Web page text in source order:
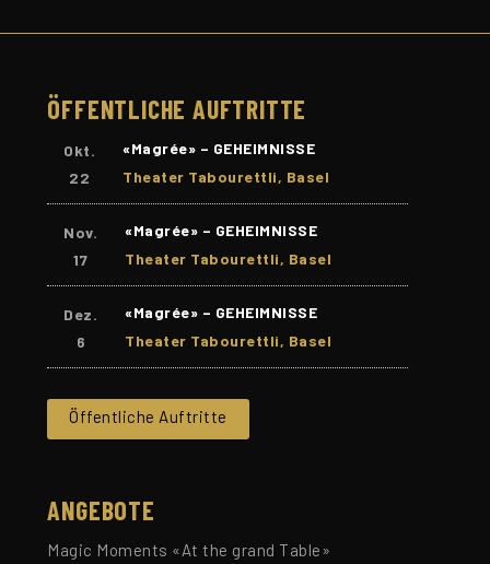
ÖFFENTLICHE AUFTRITTE
Okt.
22
«Magrée» – GEHEIMNISSE
Theater Tabourettli, Basel
Nov.
17
«Magrée» – GEHEIMNISSE
Theater Tabourettli, Basel
Dez.
6
«Magrée» – GEHEIMNISSE
Theater Tabourettli, Basel
Öffentliche Auftritte
ANGEBOTE
Magic Moments «At the grand Table»